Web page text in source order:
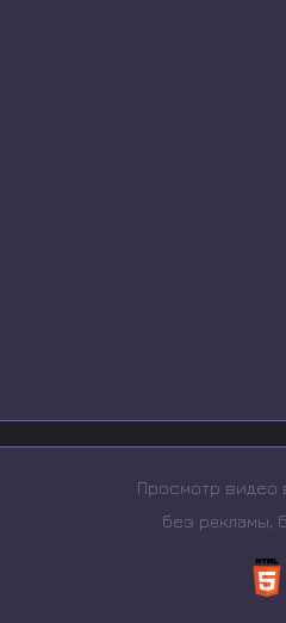
Просмотр видео
без рeкламы,